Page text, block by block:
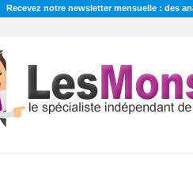
Recevez notre newsletter mensuelle : des